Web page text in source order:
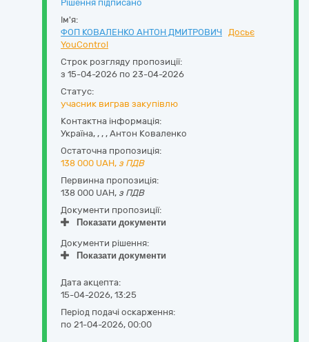
Рішення підписано
Ім'я:
ФОП КОВАЛЕНКО АНТОН ДМИТРОВИЧ
Досьє
YouControl
Строк розгляду пропозиції:
з 15-04-2026 по 23-04-2026
Статус:
учасник виграв закупівлю
Контактна інформація:
Україна, , , , Антон Коваленко
Остаточна пропозиція:
138 000 UAH, з ПДВ
Первинна пропозиція:
138 000 UAH, з ПДВ
Документи пропозиції:
Показати документи
Документи рішення:
Показати документи
Дата акцепта:
15-04-2026, 13:25
Період подачі оскарження:
по 21-04-2026, 00:00